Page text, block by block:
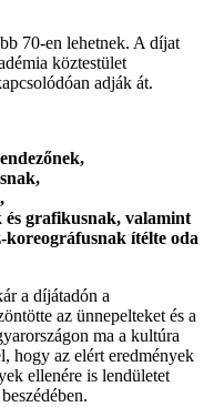
70-en lehetnek. A díjat
köztestület
adják át.
és grafikusnak, valamint
ítélte oda
a díjátadón a
az ünnepelteket és a
ma a kultúra
hogy az elért eredmények
ellenére is lendületet